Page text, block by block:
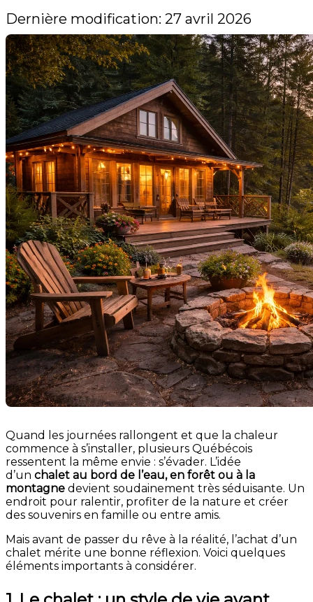
Dernière modification: 27 avril 2026
Quand les journées rallongent et que la chaleur
commence à s’installer, plusieurs Québécois
ressentent la même envie : s’évader. L’idée
d’un chalet au bord de l’eau, en forêt ou à la
montagne devient soudainement très séduisante. Un
endroit pour ralentir, profiter de la nature et créer
des souvenirs en famille ou entre amis.
Mais avant de passer du rêve à la réalité, l’achat d’un
chalet mérite une bonne réflexion. Voici quelques
éléments importants à considérer.